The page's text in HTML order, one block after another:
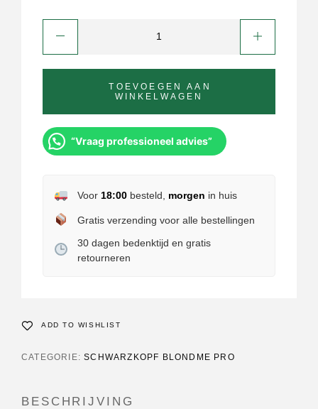
TOEVOEGEN AAN
WINKELWAGEN
“Vraag professioneel advies”
Voor 18:00besteld, morgen in huis
Gratis verzending voor alle bestellingen
30 dagen bedenktijd en gratis
retourneren
ADD TO WISHLIST
CATEGORIE:SCHWARZKOPF BLONDME PRO
BESCHRIJVING